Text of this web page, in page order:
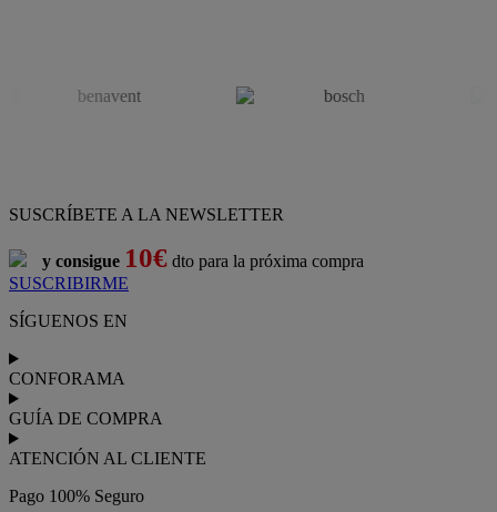
SUSCRÍBETE A LA NEWSLETTER
y consigue 10€ dto para la próxima compra
SUSCRIBIRME
SÍGUENOS EN
CONFORAMA
GUÍA DE COMPRA
ATENCIÓN AL CLIENTE
Pago 100% Seguro